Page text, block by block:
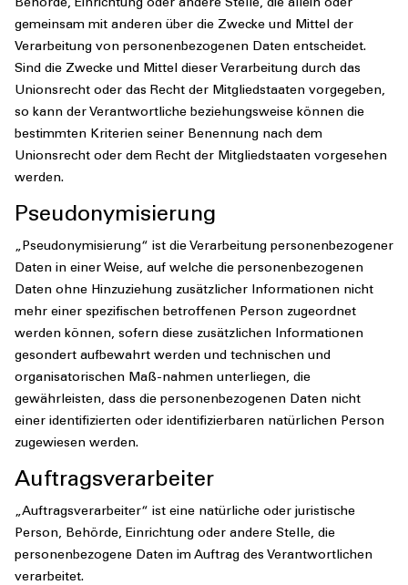
Behörde, Einrichtung oder andere Stelle, die allein oder
gemeinsam mit anderen über die Zwecke und Mittel der
Verarbeitung von personenbezogenen Daten entscheidet.
Sind die Zwecke und Mittel dieser Verarbeitung durch das
Unionsrecht oder das Recht der Mitgliedstaaten vorgegeben,
so kann der Verantwortliche beziehungsweise können die
bestimmten Kriterien seiner Benennung nach dem
Unionsrecht oder dem Recht der Mitgliedstaaten vorgesehen
werden.
Pseudonymisierung
„Pseudonymisierung“ ist die Verarbeitung personenbezogener
Daten in einer Weise, auf welche die personenbezogenen
Daten ohne Hinzuziehung zusätzlicher Informationen nicht
mehr einer spezifischen betroffenen Person zugeordnet
werden können, sofern diese zusätzlichen Informationen
gesondert aufbewahrt werden und technischen und
organisatorischen Maß-nahmen unterliegen, die
gewährleisten, dass die personenbezogenen Daten nicht
einer identifizierten oder identifizierbaren natürlichen Person
zugewiesen werden.
Auftragsverarbeiter
„Auftragsverarbeiter“ ist eine natürliche oder juristische
Person, Behörde, Einrichtung oder andere Stelle, die
personenbezogene Daten im Auftrag des Verantwortlichen
verarbeitet.